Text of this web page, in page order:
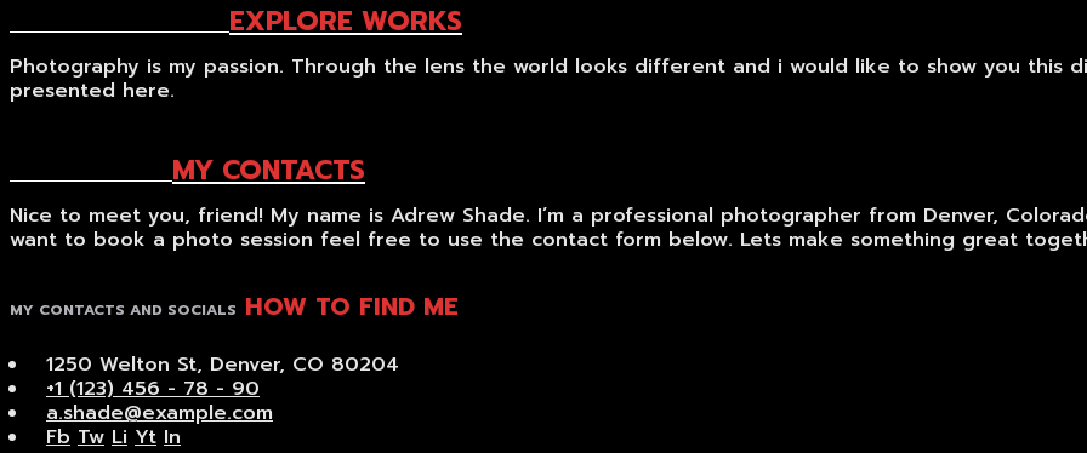
EXPLORE WORKS
Photography is my passion. Through the lens the world looks different and i would like to show you this
presented here.
MY CONTACTS
Nice to meet you, friend! My name is Adrew Shade. I’m a professional photographer from Denver,
want to book a photo session feel free to use the contact form below. Lets make something great
MY CONTACTS AND SOCIALS HOW TO FIND ME
1250 Welton St, Denver, CO 80204
+1 (123) 456 - 78 - 90
a.shade@example.com
Fb Tw Li Yt In